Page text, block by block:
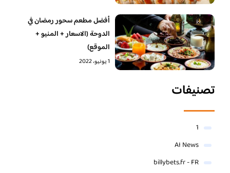
أفضل مطعم سحور رمضان في
الدوحة (الاسعار + المنيو +
الموقع)
1 يونيو، 2022
تصنيفات
1
AI News
billybets.fr - FR